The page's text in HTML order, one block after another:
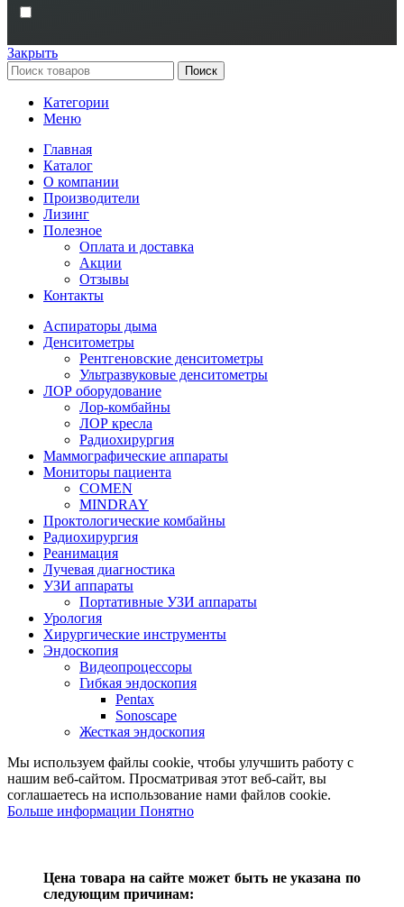
Закрыть
Поиск
Категории
Меню
Главная
Каталог
О компании
Производители
Лизинг
Полезное
Оплата и доставка
Акции
Отзывы
Контакты
Аспираторы дыма
Денситометры
Рентгеновские денситометры
Ультразвуковые денситометры
ЛОР оборудование
Лор-комбайны
ЛОР кресла
Радиохирургия
Маммографические аппараты
Мониторы пациента
COMEN
MINDRAY
Проктологические комбайны
Радиохирургия
Реанимация
Лучевая диагностика
УЗИ аппараты
Портативные УЗИ аппараты
Урология
Хирургические инструменты
Эндоскопия
Видеопроцессоры
Гибкая эндоскопия
Pentax
Sonoscape
Жесткая эндоскопия
Мы используем файлы cookie, чтобы улучшить работу с
нашим веб-сайтом. Просматривая этот веб-сайт, вы
соглашаетесь на использование нами файлов cookie.
Больше информации Понятно
Цена товара на сайте может быть не указана по
следующим причинам: